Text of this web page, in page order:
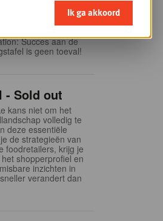
- Joint
Succes aan de
is geen toeval!
- Sold out
kans niet om het
volledig te
deze essentiële
de strategieën van
foodretailers, krijg je
shopperprofiel en
inzichten in
verandert dan
Ik ga akkoord